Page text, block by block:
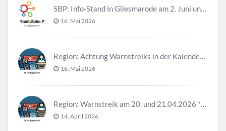
SBP: Info-Stand in Gliesmarode am 2. Juni und 23. Juni
16. Mai 2026
Region: Achtung Warnstreiks in der Kalenderwoche 21
16. Mai 2026
Region: Warnstreik am 20. und 21.04.2026 *Update*
14. April 2026